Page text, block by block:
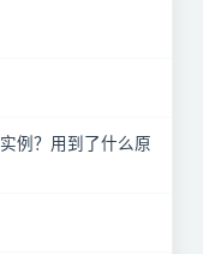
例？用到了什么原